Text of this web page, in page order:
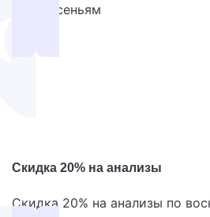
воскресеньям
Скидка 20% на анализы
Скидка 20% на анализы по